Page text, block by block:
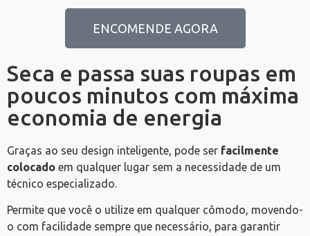
ENCOMENDE AGORA
Seca e passa suas roupas em
poucos minutos com máxima
economia de energia
Graças ao seu design inteligente, pode ser facilmente
colocado em qualquer lugar sem a necessidade de um
técnico especializado.
Permite que você o utilize em qualquer cômodo, movendo-
o com facilidade sempre que necessário, para garantir